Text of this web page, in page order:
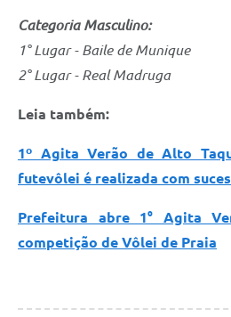
Categoria Masculino:
1° Lugar - Baile de Munique
2° Lugar - Real Madruga
Leia também:
1º Agita Verão de Alto
futevôlei é realizada com
Prefeitura abre 1° Agita
competição de Vôlei de Praia